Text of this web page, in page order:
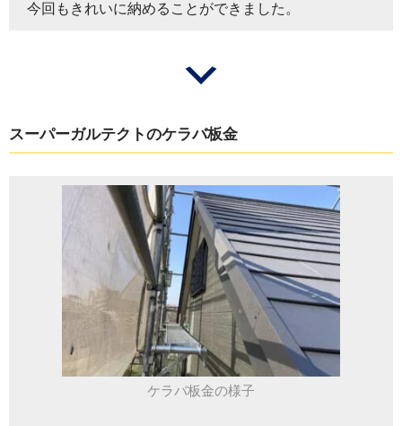
今回もきれいに納めることができました。
スーパーガルテクトのケラバ板金
ケラバ板金の様子